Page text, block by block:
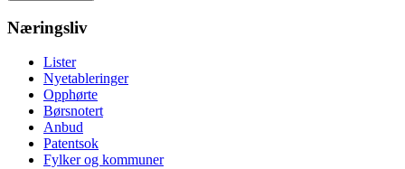
Næringsliv
Lister
Nyetableringer
Opphørte
Børsnotert
Anbud
Patentsok
Fylker og kommuner